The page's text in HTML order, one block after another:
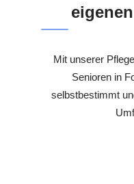
Mit unserer
Senioren in
selbstbestimmt